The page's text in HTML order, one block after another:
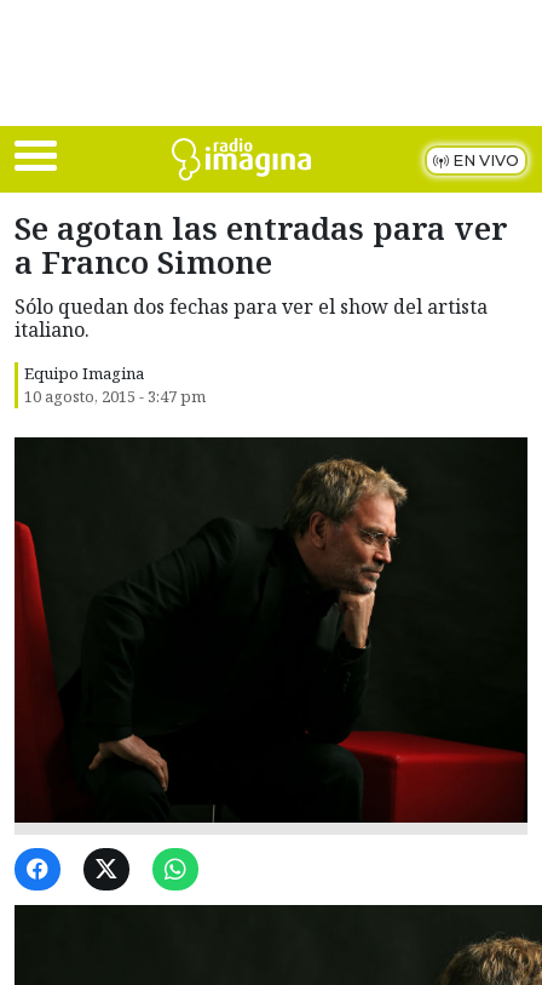
EN VIVO
Se agotan las entradas para ver
a Franco Simone
Sólo quedan dos fechas para ver el show del artista
italiano.
Equipo Imagina
10 agosto, 2015 - 3:47 pm